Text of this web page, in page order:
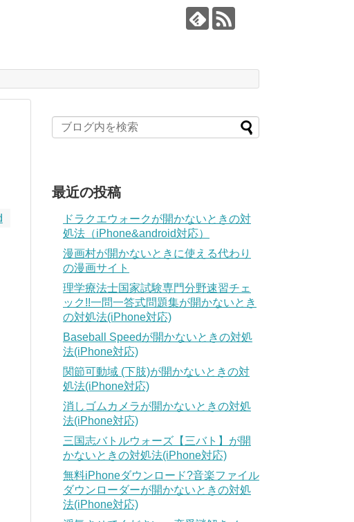
最近の投稿
ドラクエウォークが開かないときの対
処法（iPhone&android対応）
漫画村が開かないときに使える代わり
の漫画サイト
理学療法士国家試験専門分野速習チェ
ック!!一問一答式問題集が開かないとき
の対処法(iPhone対応)
Baseball Speedが開かないときの対処
法(iPhone対応)
関節可動域 (下肢)が開かないときの対
処法(iPhone対応)
消しゴムカメラが開かないときの対処
法(iPhone対応)
三国志バトルウォーズ【三バト】が開
かないときの対処法(iPhone対応)
無料iPhoneダウンロード?音楽ファイル
ダウンローダーが開かないときの対処
法(iPhone対応)